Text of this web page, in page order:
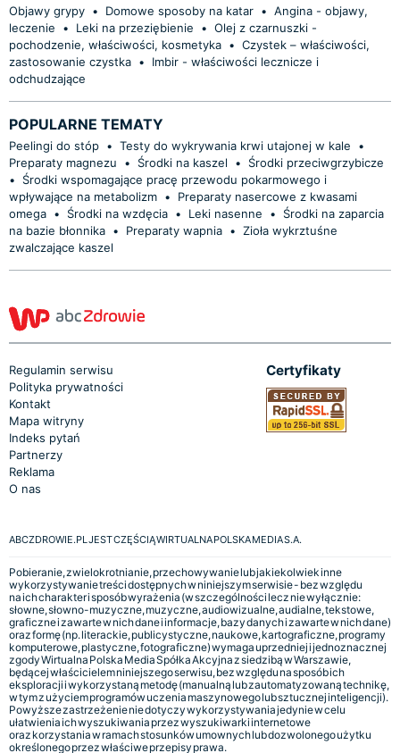
Objawy grypy • Domowe sposoby na katar • Angina - objawy,
leczenie
• Leki na przeziębienie • Olej z czarnuszki -
pochodzenie, właściwości, kosmetyka • Czystek – właściwości,
zastosowanie czystka •
Imbir - właściwości lecznicze i
odchudzające
POPULARNE TEMATY
Peelingi do stóp • Testy do wykrywania krwi utajonej w kale
•
Preparaty magnezu
• Środki na kaszel •
Środki przeciwgrzybicze
•
Środki wspomagające pracę przewodu pokarmowego i
wpływające na metabolizm •
Preparaty nasercowe z kwasami
omega • Środki na wzdęcia • Leki nasenne •
Środki na zaparcia
na bazie błonnika • Preparaty wapnia • Zioła wykrztuśne
zwalczające kaszel
Regulamin serwisu
Polityka prywatności
Kontakt
Mapa witryny
Indeks pytań
Partnerzy
Reklama
O nas
Certyfikaty
ABCZDROWIE.PL JEST CZĘŚCIĄ WIRTUALNA POLSKA MEDIA S.A.
Pobieranie, zwielokrotnianie, przechowywanie lub jakiekolwiek inne
wykorzystywanie treści dostępnych w niniejszym serwisie - bez względu
na ich charakter i sposób wyrażenia (w szczególności lecz nie wyłącznie:
słowne, słowno-muzyczne, muzyczne, audiowizualne, audialne, tekstowe,
graficzne i zawarte w nich dane i informacje, bazy danych i zawarte w nich dane)
oraz formę (np. literackie, publicystyczne, naukowe, kartograficzne, programy
komputerowe, plastyczne, fotograficzne) wymaga uprzedniej i jednoznacznej
zgody Wirtualna Polska Media Spółka Akcyjna z siedzibą w Warszawie,
będącej właścicielem niniejszego serwisu, bez względu na sposób ich
eksploracji i wykorzystaną metodę (manualną lub zautomatyzowaną technikę,
w tym z użyciem programów uczenia maszynowego lub sztucznej inteligencji).
Powyższe zastrzeżenie nie dotyczy wykorzystywania jedynie w celu
ułatwienia ich wyszukiwania przez wyszukiwarki internetowe
oraz korzystania w ramach stosunków umownych lub dozwolonego użytku
określonego przez właściwe przepisy prawa.